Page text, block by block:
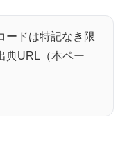
ードは特記なき限
典URL（本ペー